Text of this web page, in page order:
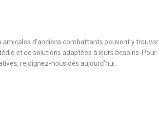
amicales d’anciens combattants peuvent y trouver
et de solutions adaptées à leurs besoins. Pour
rejoignez-nous dès aujourd’hui.